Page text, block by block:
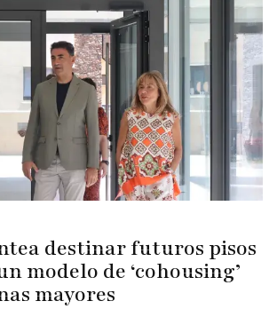
destinar futuros pisos
modelo de ‘cohousing’
mayores